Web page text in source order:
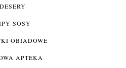
DESERY
SOSY
OBIADOWE
APTEKA